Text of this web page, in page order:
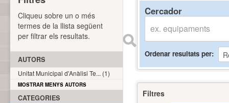
Cercador
Ordenar resultats per
Filtres
Cliqueu sobre un o més
termes de la llista següent
per filtrar els resultats.
AUTORS
Unitat Municipal d'Anàlisi Te... (1)
MOSTRAR MENYS AUTORS
CATEGORIES